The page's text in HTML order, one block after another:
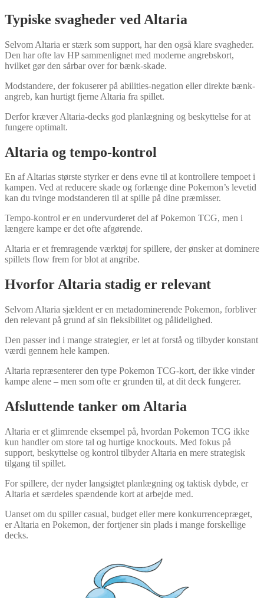
Typiske svagheder ved Altaria
Selvom Altaria er stærk som support, har den også klare svagheder.
Den har ofte lav HP sammenlignet med moderne angrebskort,
hvilket gør den sårbar over for bænk-skade.
Modstandere, der fokuserer på abilities-negation eller direkte bænk-
angreb, kan hurtigt fjerne Altaria fra spillet.
Derfor kræver Altaria-decks god planlægning og beskyttelse for at
fungere optimalt.
Altaria og tempo-kontrol
En af Altarias største styrker er dens evne til at kontrollere tempoet i
kampen. Ved at reducere skade og forlænge dine Pokemon’s levetid
kan du tvinge modstanderen til at spille på dine præmisser.
Tempo-kontrol er en undervurderet del af Pokemon TCG, men i
længere kampe er det ofte afgørende.
Altaria er et fremragende værktøj for spillere, der ønsker at dominere
spillets flow frem for blot at angribe.
Hvorfor Altaria stadig er relevant
Selvom Altaria sjældent er en metadominerende Pokemon, forbliver
den relevant på grund af sin fleksibilitet og pålidelighed.
Den passer ind i mange strategier, er let at forstå og tilbyder konstant
værdi gennem hele kampen.
Altaria repræsenterer den type Pokemon TCG-kort, der ikke vinder
kampe alene – men som ofte er grunden til, at dit deck fungerer.
Afsluttende tanker om Altaria
Altaria er et glimrende eksempel på, hvordan Pokemon TCG ikke
kun handler om store tal og hurtige knockouts. Med fokus på
support, beskyttelse og kontrol tilbyder Altaria en mere strategisk
tilgang til spillet.
For spillere, der nyder langsigtet planlægning og taktisk dybde, er
Altaria et særdeles spændende kort at arbejde med.
Uanset om du spiller casual, budget eller mere konkurrencepræget,
er Altaria en Pokemon, der fortjener sin plads i mange forskellige
decks.